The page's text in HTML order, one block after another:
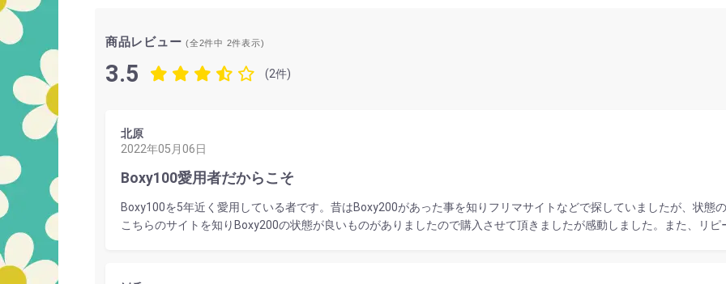
商品レビュー(全2件中 2件表示)
3.5 (2件)
北原
2022年05月06日
Boxy100愛用者だからこそ
Boxy100を5年近く愛用している者です。昔はBoxy200があった事を知りフリマサイトなどで探していましたが、状態
こちらのサイトを知りBoxy200の状態が良いものがありましたので購入させて頂きましたが感動しました。また、リピ